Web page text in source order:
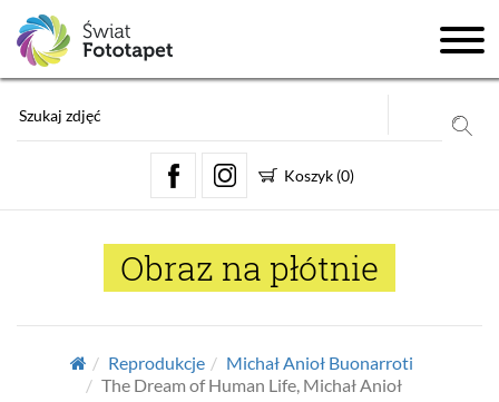
Koszyk (0)
Obraz na płótnie
Reprodukcje
Michał Anioł Buonarroti
The Dream of Human Life, Michał Anioł